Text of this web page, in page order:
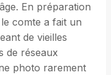
En préparation
comte a fait un
de vieilles
de réseaux
photo rarement